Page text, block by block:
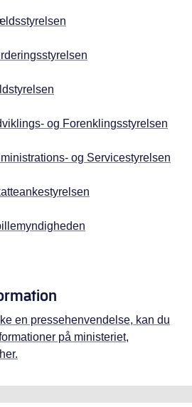
og Forenklingsstyrelsen
og Servicestyrelsen
en pressehenvendelse, kan du
på ministeriet,